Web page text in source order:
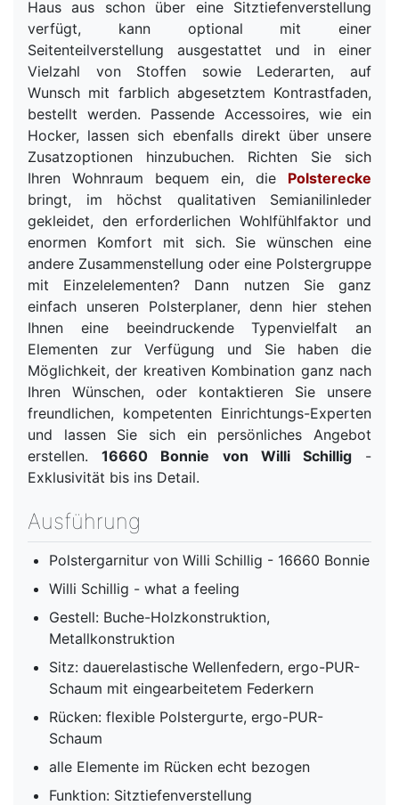
Haus aus schon über eine Sitztiefenverstellung
verfügt, kann optional mit einer
Seitenteilverstellung ausgestattet und in einer
Vielzahl von Stoffen sowie Lederarten, auf
Wunsch mit farblich abgesetztem Kontrastfaden,
bestellt werden. Passende Accessoires, wie ein
Hocker, lassen sich ebenfalls direkt über unsere
Zusatzoptionen hinzubuchen. Richten Sie sich
Ihren Wohnraum bequem ein, die Polsterecke
bringt, im höchst qualitativen Semianilinleder
gekleidet, den erforderlichen Wohlfühlfaktor und
enormen Komfort mit sich. Sie wünschen eine
andere Zusammenstellung oder eine Polstergruppe
mit Einzelelementen? Dann nutzen Sie ganz
einfach unseren Polsterplaner, denn hier stehen
Ihnen eine beeindruckende Typenvielfalt an
Elementen zur Verfügung und Sie haben die
Möglichkeit, der kreativen Kombination ganz nach
Ihren Wünschen, oder kontaktieren Sie unsere
freundlichen, kompetenten Einrichtungs-Experten
und lassen Sie sich ein persönliches Angebot
erstellen.16660 Bonnie von Willi Schillig-
Exklusivität bis ins Detail.
Ausführung
Polstergarnitur von Willi Schillig - 16660 Bonnie
Willi Schillig - what a feeling
Gestell: Buche-Holzkonstruktion,
Metallkonstruktion
Sitz: dauerelastische Wellenfedern, ergo-PUR-
Schaum mit eingearbeitetem Federkern
Rücken: flexible Polstergurte, ergo-PUR-
Schaum
alle Elemente im Rücken echt bezogen
Funktion: Sitztiefenverstellung